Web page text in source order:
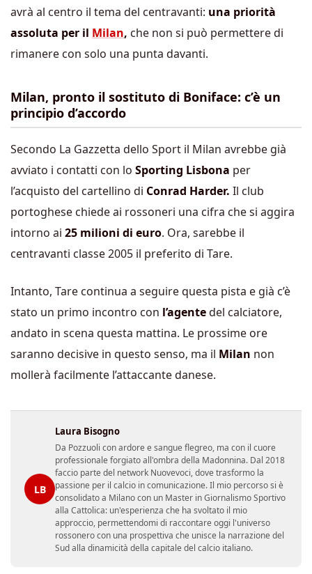
avrà al centro il tema del centravanti: una priorità
assoluta per il Milan, che non si può permettere di
rimanere con solo una punta davanti.
Milan, pronto il sostituto di Boniface: c’è un
principio d’accordo
Secondo La Gazzetta dello Sport il Milan avrebbe già
avviato i contatti con lo Sporting Lisbona per
l’acquisto del cartellino di Conrad Harder. Il club
portoghese chiede ai rossoneri una cifra che si aggira
intorno ai 25 milioni di euro. Ora, sarebbe il
centravanti classe 2005 il preferito di Tare.
Intanto, Tare continua a seguire questa pista e già c’è
stato un primo incontro con l’agentedel calciatore,
andato in scena questa mattina. Le prossime ore
saranno decisive in questo senso, ma il Milan non
mollerà facilmente l’attaccante danese.
LB
Laura Bisogno
Da Pozzuoli con ardore e sangue flegreo, ma con il cuore
professionale forgiato all'ombra della Madonnina. Dal 2018
faccio parte del network Nuovevoci, dove trasformo la
passione per il calcio in comunicazione. Il mio percorso si è
consolidato a Milano con un Master in Giornalismo Sportivo
alla Cattolica: un'esperienza che ha svoltato il mio
approccio, permettendomi di raccontare oggi l'universo
rossonero con una prospettiva che unisce la narrazione del
Sud alla dinamicità della capitale del calcio italiano.